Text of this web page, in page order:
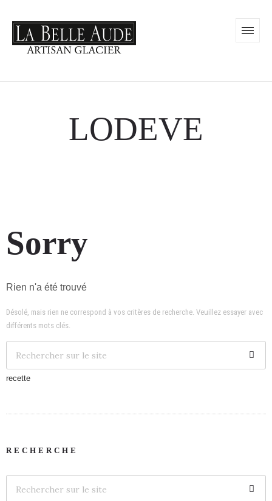
LODEVE
Sorry
Rien n'a été trouvé
Désolé, mais rien ne correspond à vos critères de recherche. Veuillez essayer avec
différents mots clés.
recette
RECHERCHE